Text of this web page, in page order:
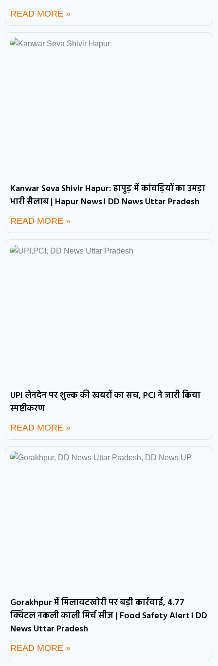
READ MORE »
Kanwar Seva Shivir Hapur: हापुड़ में कांवड़ियों का उमड़ा
भारी सैलाब | Hapur News। DD News Uttar Pradesh
READ MORE »
UPI लेनदेन पर शुल्क की खबरों का सच, PCI ने जारी किया
स्पष्टीकरण
READ MORE »
Gorakhpur में मिलावटखोरी पर बड़ी कार्रवाई, 4.77
क्विंटल नकली काली मिर्च सीज | Food Safety Alert। DD
News Uttar Pradesh
READ MORE »